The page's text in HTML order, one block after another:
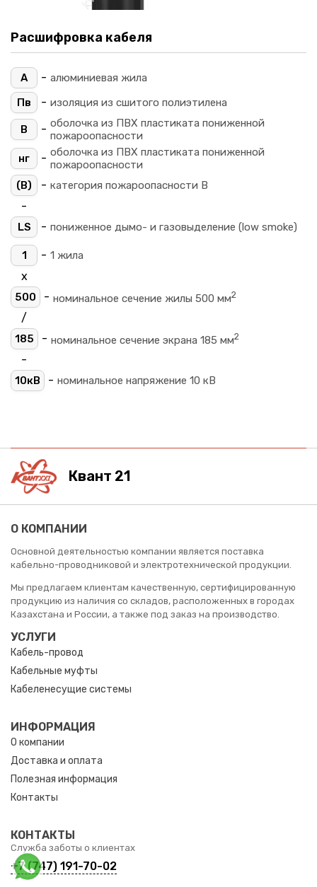
Расшифровка кабеля
А - алюминиевая жила
Пв
- изоляция из сшитого полиэтилена
В - оболочка из ПВХ пластиката пониженной
пожароопасности
нг
- оболочка из ПВХ пластиката пониженной
пожароопасности
(B)
- категория пожароопасности B
-
LS - пониженное дымо- и газовыделение (low smoke)
1 - 1 жила
х
500 - номинальное сечение жилы 500 мм2
/
185 - номинальное сечение экрана 185 мм2
-
10кВ - номинальное напряжение 10 кВ
Квант 21
О КОМПАНИИ
Основной деятельностью компании является поставка
кабельно-проводниковой и электротехнической продукции.
Мы предлагаем клиентам качественную, сертифицированную
продукцию из наличия со складов, расположенных в городах
Казахстана и России, а также под заказ на производство.
УСЛУГИ
Кабель-провод
Кабельные муфты
Кабеленесущие системы
ИНФОРМАЦИЯ
О компании
Доставка и оплата
Полезная информация
Контакты
КОНТАКТЫ
Служба заботы о клиентах
+7 (747) 191-70-02